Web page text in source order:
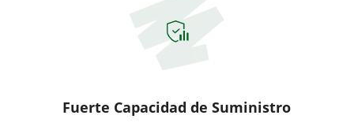
Fuerte Capacidad de Suministro